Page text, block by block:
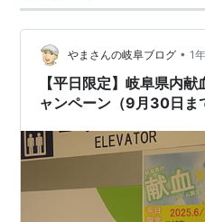
やまさんの岐阜ブログ • 1
【平日限定】岐阜県内
ャンペーン（9月30日ま